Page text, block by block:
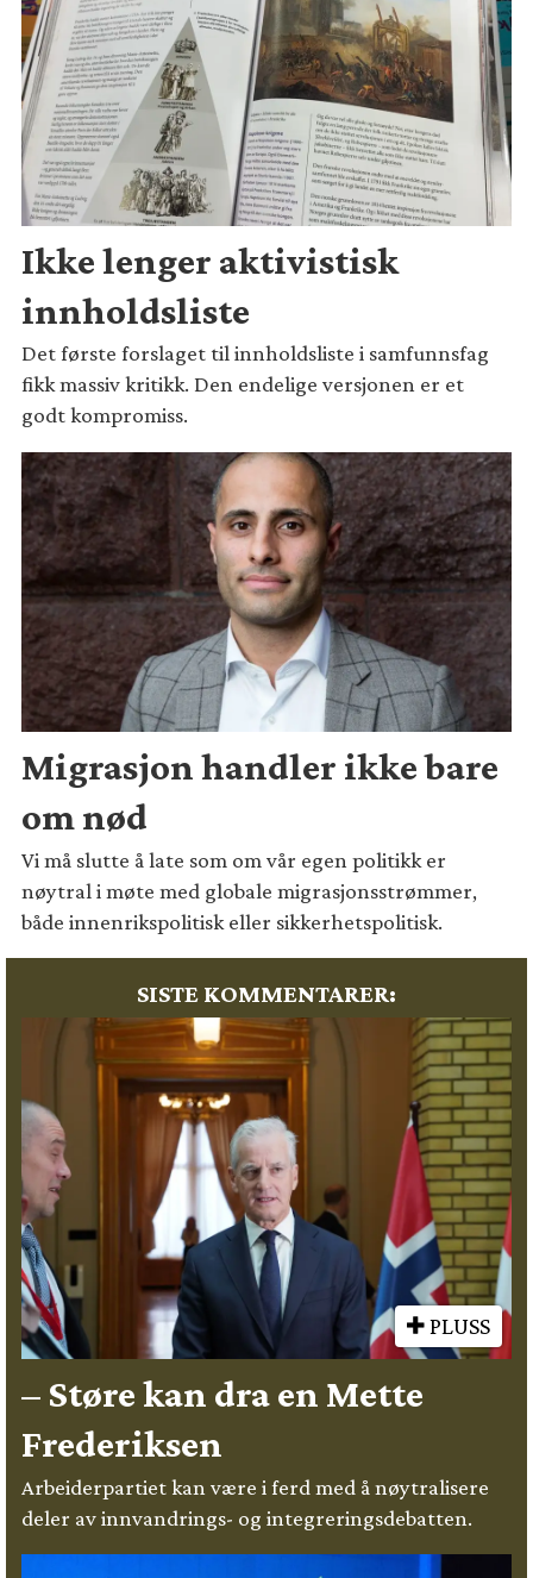
Ikke lenger aktivistisk
innholdsliste
Det første forslaget til innholdsliste i samfunnsfag
fikk massiv kritikk. Den endelige versjonen er et
godt kompromiss.
Migrasjon handler ikke bare
om nød
Vi må slutte å late som om vår egen politikk er
nøytral i møte med globale migrasjonsstrømmer,
både innenrikspolitisk eller sikkerhetspolitisk.
SISTE KOMMENTARER:
PLUSS
– Støre kan dra en Mette
Frederiksen
Arbeiderpartiet kan være i ferd med å nøytralisere
deler av innvandrings- og integreringsdebatten.